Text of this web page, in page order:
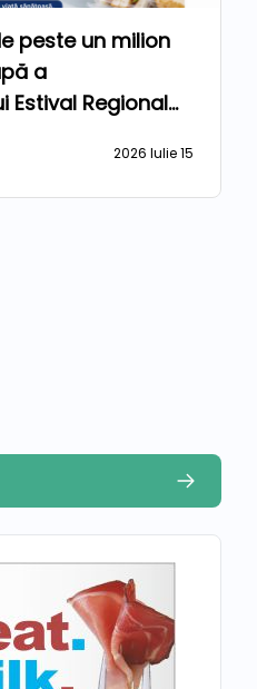
peste un milion
a
Estival Regional
2026 Iulie 15